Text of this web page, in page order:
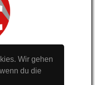
Wir gehen
du die